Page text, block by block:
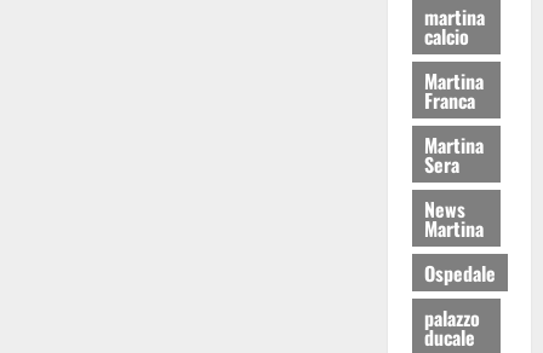
martina
calcio
Martina
Franca
Martina
Sera
News
Martina
Ospedale
palazzo
ducale